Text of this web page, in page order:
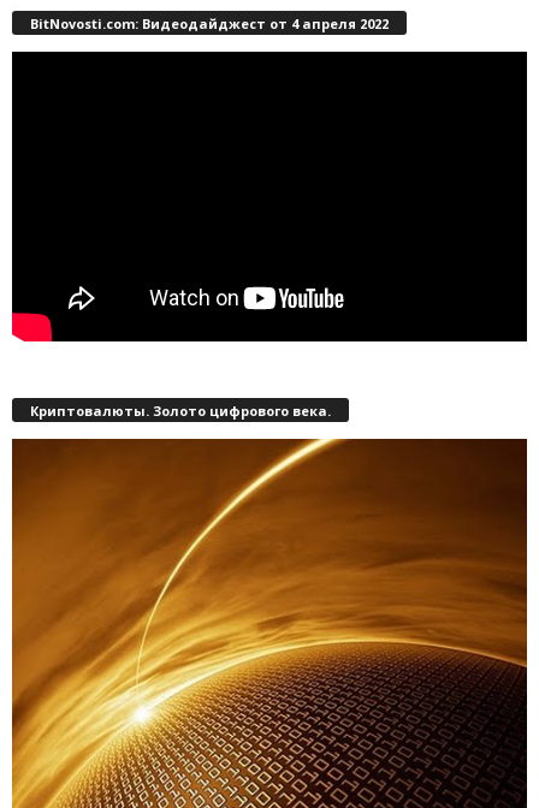
BitNovosti.com: Видеодайджест от 4 апреля 2022
Криптовалюты. Золото цифрового века.